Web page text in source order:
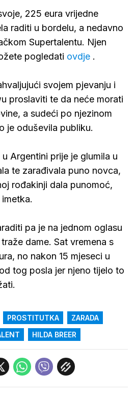
225 eura vrijedne
raditi u bordelu, a nedavno
Supertalentu. Njen
pogledati ovdje .
svojem pjevanju i
proslaviti te da neće morati
a sudeći po njezinom
je oduševila publiku.
Argentini prije je glumila u
te zarađivala puno novca,
rođakinji dala punomoć,
pa je na jednom oglasu
dame. Sat vremena s
no nakon 15 mjeseci u
tog posla jer njeno tijelo to
PROSTITUTKA
ZARADA
HILDA BREER